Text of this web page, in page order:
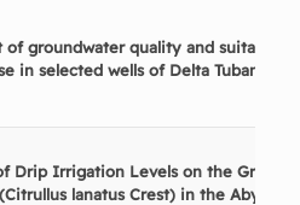
of groundwater quality and suitability
in selected wells of Delta Tuban at
Drip Irrigation Levels on the Growth
(Citrullus lanatus Crest) in the Abyan